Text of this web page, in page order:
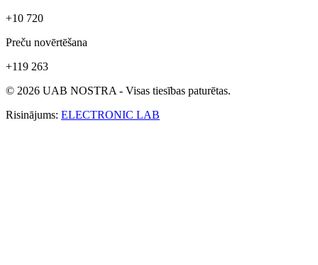
+10 720
Preču novērtēšana
+119 263
© 2026 UAB NOSTRA - Visas tiesības paturētas.
Risinājums: ELECTRONIC LAB